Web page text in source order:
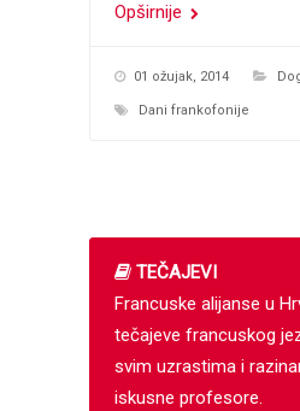
Opširnije
01 ožujak, 2014
Dani frankofonije
TEČAJEVI
Francuske alijanse u
tečajeve francuskog
svim uzrastima i
iskusne profesore.